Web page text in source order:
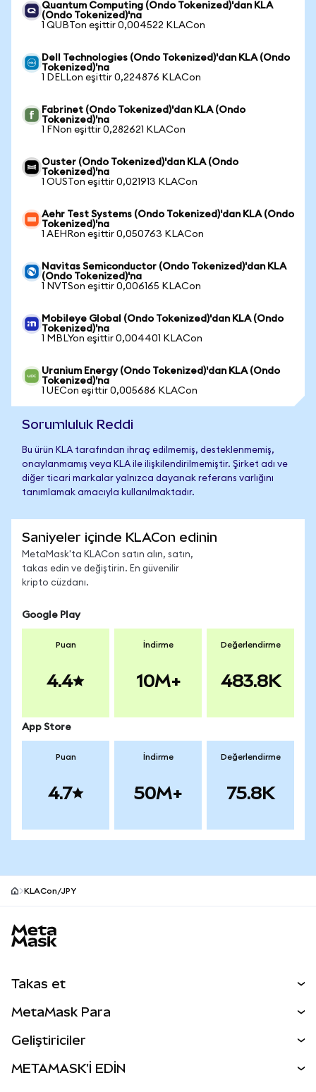
Quantum Computing (Ondo Tokenized)'dan KLA
(Ondo Tokenized)'na
1 QUBTon eşittir 0,004522 KLACon
Dell Technologies (Ondo Tokenized)'dan KLA (Ondo
Tokenized)'na
1 DELLon eşittir 0,224876 KLACon
Fabrinet (Ondo Tokenized)'dan KLA (Ondo
Tokenized)'na
1 FNon eşittir 0,282621 KLACon
Ouster (Ondo Tokenized)'dan KLA (Ondo
Tokenized)'na
1 OUSTon eşittir 0,021913 KLACon
Aehr Test Systems (Ondo Tokenized)'dan KLA (Ondo
Tokenized)'na
1 AEHRon eşittir 0,050763 KLACon
Navitas Semiconductor (Ondo Tokenized)'dan KLA
(Ondo Tokenized)'na
1 NVTSon eşittir 0,006165 KLACon
Mobileye Global (Ondo Tokenized)'dan KLA (Ondo
Tokenized)'na
1 MBLYon eşittir 0,004401 KLACon
Uranium Energy (Ondo Tokenized)'dan KLA (Ondo
Tokenized)'na
1 UECon eşittir 0,005686 KLACon
Sorumluluk Reddi
Bu ürün KLA tarafından ihraç edilmemiş, desteklenmemiş,
onaylanmamış veya KLA ile ilişkilendirilmemiştir. Şirket adı ve
diğer ticari markalar yalnızca dayanak referans varlığını
tanımlamak amacıyla kullanılmaktadır.
Saniyeler içinde KLACon edinin
MetaMask'ta KLACon satın alın, satın,
takas edin ve değiştirin. En güvenilir
kripto cüzdanı.
Google Play
Puan
4.4
İndirme
10M+
Değerlendirme
483.8K
App Store
Puan
4.7
İndirme
50M+
Değerlendirme
75.8K
KLACon/JPY
Takas et
Perps
RWA'lar
MetaMask Para
Geliştiriciler
METAMASK'İ EDİN